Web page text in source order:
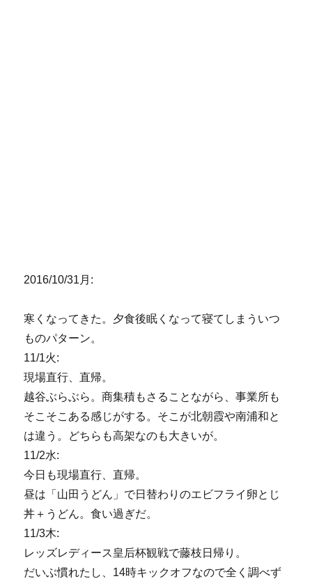
2016/10/31月:
寒くなってきた。夕食後眠くなって寝てしまういつ
ものパターン。
11/1火:
現場直行、直帰。
越谷ぶらぶら。商集積もさることながら、事業所も
そこそこある感じがする。そこが北朝霞や南浦和と
は違う。どちらも高架なのも大きいが。
11/2水:
今日も現場直行、直帰。
昼は「山田うどん」で日替わりのエビフライ卵とじ
丼＋うどん。食い過ぎだ。
11/3木:
レッズレディース皇后杯観戦で藤枝日帰り。
だいぶ慣れたし、14時キックオフなので全く調べず